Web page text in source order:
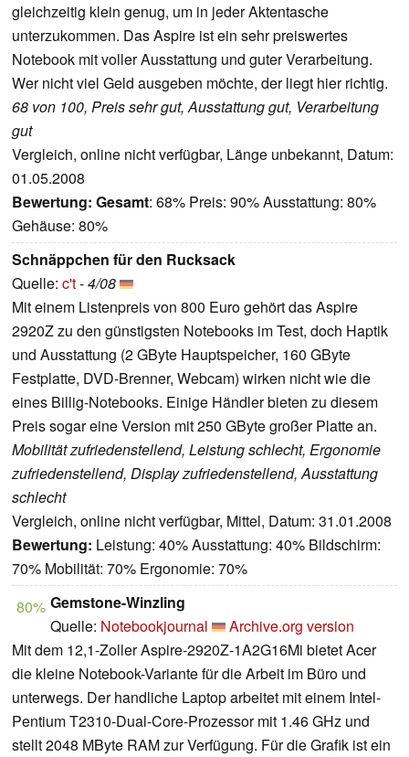
gleichzeitig klein genug, um in jeder Aktentasche
unterzukommen. Das Aspire ist ein sehr preiswertes
Notebook mit voller Ausstattung und guter Verarbeitung.
Wer nicht viel Geld ausgeben möchte, der liegt hier richtig.
68 von 100, Preis sehr gut, Ausstattung gut, Verarbeitung
gut
Vergleich, online nicht verfügbar, Länge unbekannt, Datum:
01.05.2008
Bewertung: Gesamt: 68% Preis: 90% Ausstattung: 80%
Gehäuse: 80%
Schnäppchen für den Rucksack
Quelle: c't-4/08
Mit einem Listenpreis von 800 Euro gehört das Aspire
2920Z zu den günstigsten Notebooks im Test, doch Haptik
und Ausstattung (2 GByte Hauptspeicher, 160 GByte
Festplatte, DVD-Brenner, Webcam) wirken nicht wie die
eines Billig-Notebooks. Einige Händler bieten zu diesem
Preis sogar eine Version mit 250 GByte großer Platte an.
Mobilität zufriedenstellend, Leistung schlecht, Ergonomie
zufriedenstellend, Display zufriedenstellend, Ausstattung
schlecht
Vergleich, online nicht verfügbar, Mittel, Datum: 31.01.2008
Bewertung: Leistung: 40% Ausstattung: 40% Bildschirm:
70% Mobilität: 70% Ergonomie: 70%
80% Gemstone-Winzling
Quelle: Notebookjournal
Archive.org version
Mit dem 12,1-Zoller Aspire-2920Z-1A2G16Mi bietet Acer
die kleine Notebook-Variante für die Arbeit im Büro und
unterwegs. Der handliche Laptop arbeitet mit einem Intel-
Pentium T2310-Dual-Core-Prozessor mit 1.46 GHz und
stellt 2048 MByte RAM zur Verfügung. Für die Grafik ist ein